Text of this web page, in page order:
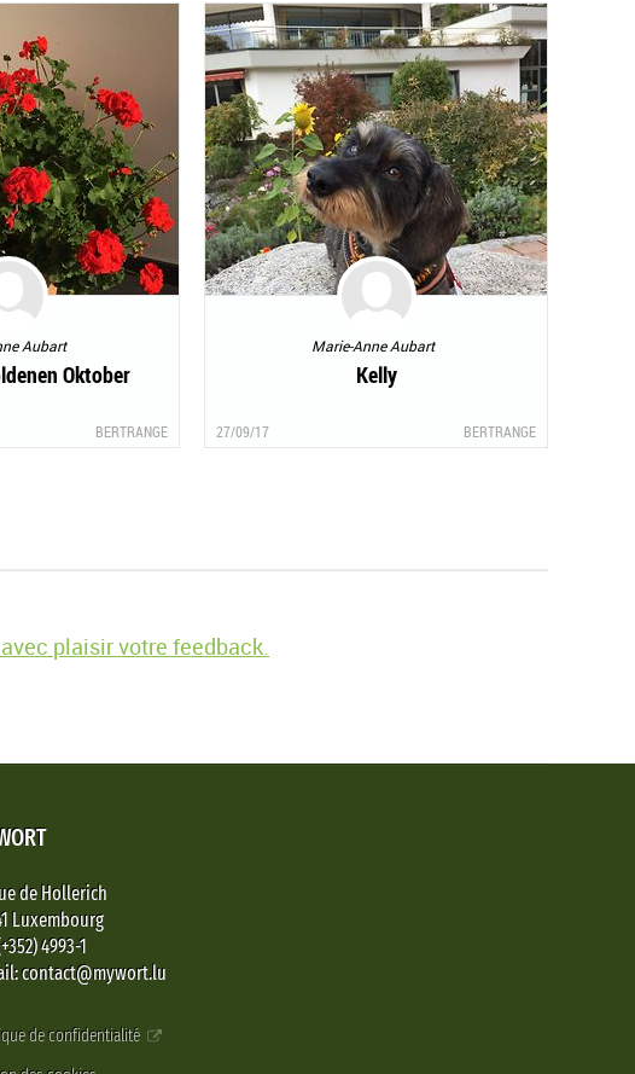
Aubart
Oktober
BERTRANGE
Marie-Anne Aubart
Kelly
27/09/17 BERTRANGE
plaisir votre feedback.
de Hollerich
Luxembourg
4993-1
contact@mywort.lu
de confidentialité